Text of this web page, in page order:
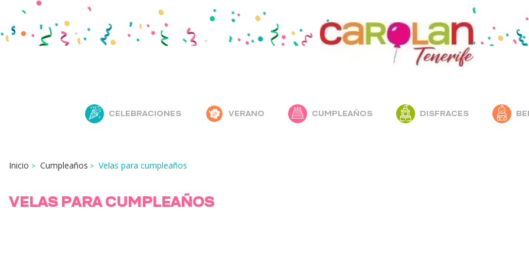
CELEBRACIONES VERANO CUMPLEAÑOS DISFRACES
Inicio Cumpleaños Velas para cumpleaños
VELAS PARA CUMPLEAÑOS